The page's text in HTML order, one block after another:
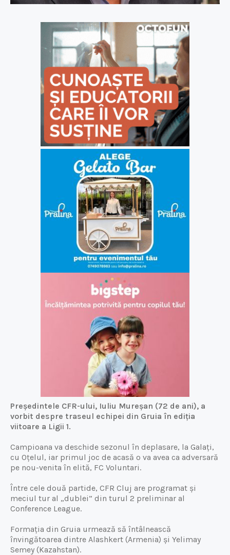
Președintele CFR-ului, Iuliu Mureșan (72 de ani), a
vorbit despre traseul echipei din Gruia în ediția
viitoare a Ligii 1.
Campioana va deschide sezonul în deplasare, la Galați,
cu Oțelul, iar primul joc de acasă o va avea ca adversară
pe nou-venita în elită, FC Voluntari.
Între cele două partide, CFR Cluj are programat și
meciul tur al „dublei” din turul 2 preliminar al
Conference League.
Formația din Gruia urmează să întâlnească
învingătoarea dintre Alashkert (Armenia) și Yelimay
Semey (Kazahstan).